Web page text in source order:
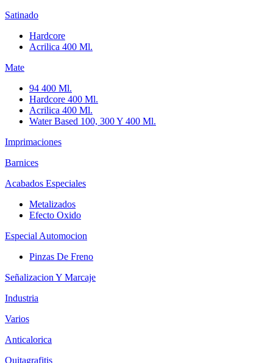
Satinado
Hardcore
Acrilica 400 Ml.
Mate
94 400 Ml.
Hardcore 400 Ml.
Acrilica 400 Ml.
Water Based 100, 300 Y 400 Ml.
Imprimaciones
Barnices
Acabados Especiales
Metalizados
Efecto Oxido
Especial Automocion
Pinzas De Freno
Señalizacion Y Marcaje
Industria
Varios
Anticalorica
Quitagrafitis